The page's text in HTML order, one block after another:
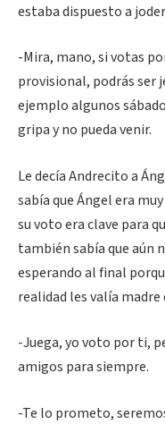
estaba dispuesto a
-Mira, mano, si votas
provisional, podrás ser
ejemplo algunos
gripa y no pueda venir.
Le decía Andrecito a
sabía que Ángel era
su voto era clave para
también sabía que aún
esperando al final
realidad les valía madre
-Juega, yo voto por ti,
amigos para siempre.
-Te lo prometo,